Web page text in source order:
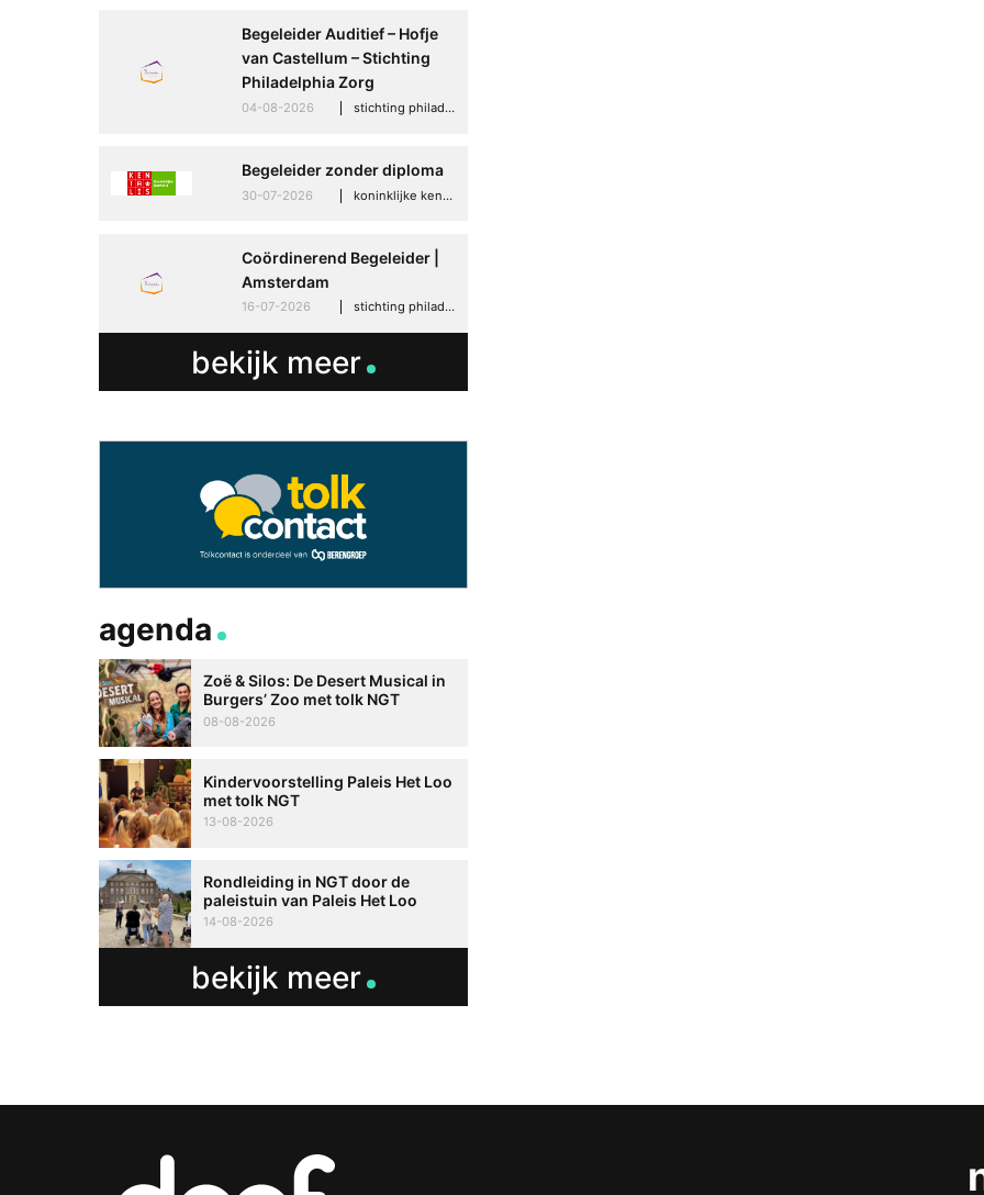
Begeleider Auditief – Hofje
van Castellum – Stichting
Philadelphia Zorg
04-08-2026 stichting philadelphia zorg, den haag
Begeleider zonder diploma
30-07-2026 koninklijke kentalis, scheveningen
Coördinerend Begeleider |
Amsterdam
16-07-2026 stichting philadelphia zorg, amsterdam
bekijk meer
agenda
Zoë & Silos: De Desert Musical in
Burgers’ Zoo met tolk NGT
08-08-2026
Kindervoorstelling Paleis Het Loo
met tolk NGT
13-08-2026
Rondleiding in NGT door de
paleistuin van Paleis Het Loo
14-08-2026
bekijk meer